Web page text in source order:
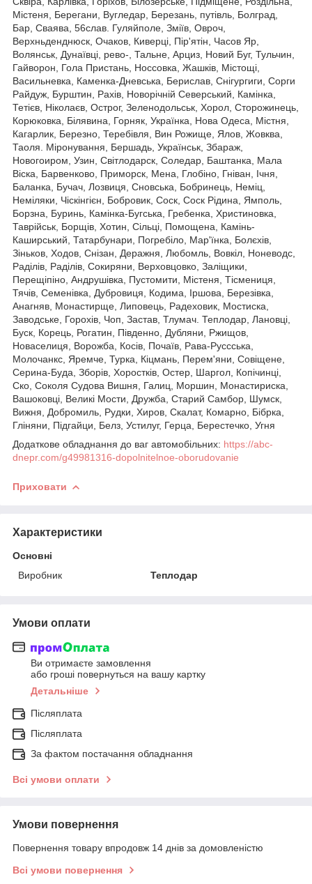
Містеня, Берегани, Вугледар, Березань, путівль, Болград,
Бар, Сваява, 56слав. Гуляйполе, Зміїв, Овроч,
Верхньденднюск, Очаков, Киверці, Пір'ятін, Часов Яр,
Волянськ, Дунаївці, рево-, Тальне, Арциз, Новий Буг, Тульчин,
Гайворон, Гола Пристань, Носсовка, Жашків, Містощі,
Васильневка, Каменка-Дневська, Берислав, Снігургиги, Сорги
Райдуж, Бурштин, Рахів, Новорічній Северський, Камінка,
Тетієв, Ніколаєв, Острог, Зеленодольськ, Хорол, Сторожинець,
Корюковка, Білявина, Горняк, Українка, Нова Одеса, Містня,
Кагарлик, Березно, Теребівля, Вин Рожище, Ялов, Жовква,
Таоля. Міронування, Бершадь, Українськ, Збараж,
Новогоиром, Узин, Світлодарск, Соледар, Баштанка, Мала
Віска, Барвенково, Приморск, Мена, Глобіно, Гніван, Ічня,
Баланка, Бучач, Лозвиця, Сновська, Бобринець, Неміц,
Неміляки, Чіскінгієн, Бобровик, Соск, Соск Рідина, Ямполь,
Борзна, Буринь, Камінка-Бугська, Гребенка, Христиновка,
Таврійськ, Борщів, Хотин, Сільці, Помощена, Камінь-
Каширський, Татарбунари, Погребіло, Мар'їнка, Болєхів,
Зіньков, Ходов, Снізан, Деражня, Любомль, Вовкіл, Ноневодс,
Раділів, Раділів, Сокиряни, Верховцовко, Заліщики,
Перещіпіно, Андрушівка, Пустомити, Містеня, Тісмениця,
Тячів, Семенівка, Дубровиця, Кодима, Іршова, Березівка,
Анагняв, Монастирще, Липовець, Радеховик, Мостиска,
Заводське, Горохів, Чоп, Застав, Тлумач. Теплодар, Лановці,
Буск, Корець, Рогатин, Південно, Дубляни, Ржищов,
Новаселиця, Ворожба, Косів, Почаїв, Рава-Руссська,
Молочанкс, Яремче, Турка, Кіцмань, Перем'яни, Совіщене,
Серина-Буда, Зборів, Хоростків, Остер, Шаргол, Копічинці,
Ско, Соколя Судова Вишня, Галиц, Моршин, Монастириска,
Вашоковці, Великі Мости, Дружба, Старий Самбор, Шумск,
Вижня, Добромиль, Рудки, Хиров, Скалат, Комарно, Бібрка,
Гліняни, Підгайци, Белз, Устилуг, Герца, Берестечко, Угня
Додаткове обладнання до ваг автомобільних: https://abc-
dnepr.com/g49981316-dopolnitelnoe-oborudovanie
Приховати
Характеристики
Основні
Виробник
Теплодар
Умови оплати
Ви отримаєте замовлення
або гроші повернуться на вашу картку
Детальніше
Післяплата
Післяплата
За фактом постачання обладнання
Всі умови оплати
Умови повернення
Повернення товару впродовж 14 днів за домовленістю
Всі умови повернення